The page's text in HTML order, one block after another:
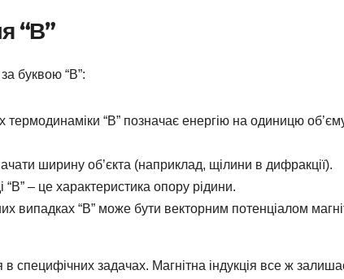
“В”
буквою “В”:
термодинаміки “В” позначає енергію на одиницю
ширину об’єкта (наприклад, щілини в дифракції).
“В” – це характеристика опору рідини.
випадках “В” може бути векторним потенціалом
специфічних задачах. Магнітна індукція все ж